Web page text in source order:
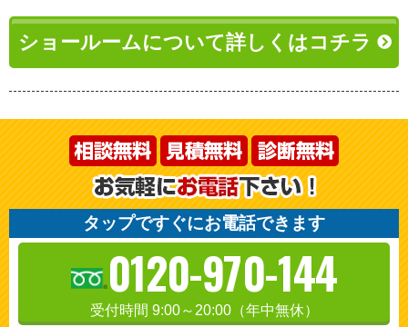
ショールームについて詳しくはコチラ
タップですぐにお電話できます
0120-970-144
受付時間 9:00～20:00（年中無休）